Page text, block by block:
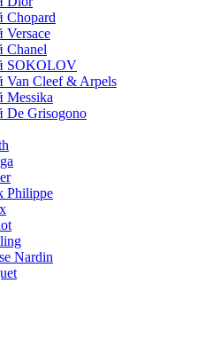
Chopard
Chanel
SOKOLOV
Cleef & Arpels
Messika
De Grisogono
Philippe
Nardin